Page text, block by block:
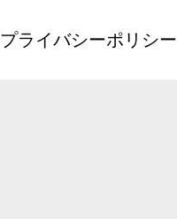
プライバシーポリシー